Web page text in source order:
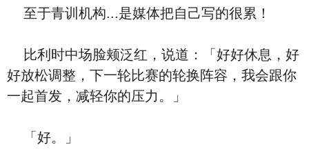
至于青训机构...是媒体把自己写的很累！
比利时中场脸颊泛红，说道：「好好休息，好
好放松调整，下一轮比赛的轮换阵容，我会跟你
一起首发，减轻你的压力。」
「好。」